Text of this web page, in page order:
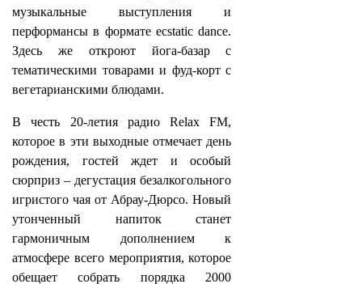
музыкальные выступления и
перформансы в формате ecstatic dance.
Здесь же откроют йога-базар с
тематическими товарами и фуд-корт с
вегетарианскими блюдами.
В честь 20-летия радио Relax FM,
которое в эти выходные отмечает день
рождения, гостей ждет и особый
сюрприз – дегустация безалкогольного
игристого чая от Абрау-Дюрсо. Новый
утонченный напиток станет
гармоничным дополнением к
атмосфере всего мероприятия, которое
обещает собрать порядка 2000